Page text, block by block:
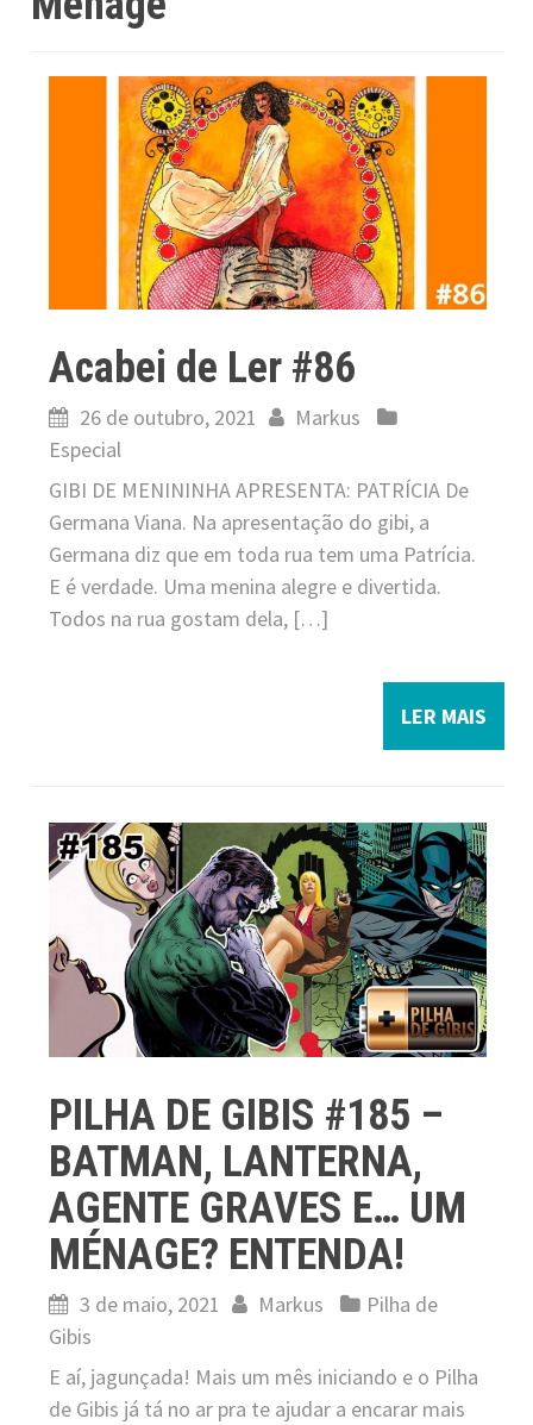
Acabei de Ler #86
26 de outubro, 2021
Markus
Especial
GIBI DE MENININHA APRESENTA: PATRÍCIA De
Germana Viana. Na apresentação do gibi, a
Germana diz que em toda rua tem uma Patrícia.
E é verdade. Uma menina alegre e divertida.
Todos na rua gostam dela, […]
LER MAIS
PILHA DE GIBIS #185 –
BATMAN, LANTERNA,
AGENTE GRAVES E… UM
MÉNAGE? ENTENDA!
3 de maio, 2021 Markus
Pilha de
Gibis
E aí, jagunçada! Mais um mês iniciando e o Pilha
de Gibis já tá no ar pra te ajudar a encarar mais